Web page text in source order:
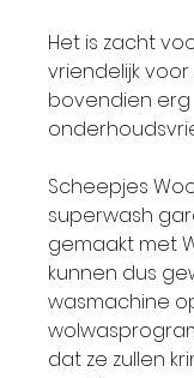
Het is zacht
vriendelijk
bovendien erg
Scheepjes
superwash
gemaakt met
kunnen dus
wasmachine
dat ze zullen